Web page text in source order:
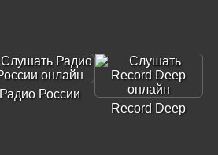
Радио России
Record Deep